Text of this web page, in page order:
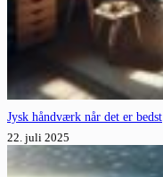
Jysk håndværk når det er bedst
22. juli 2025